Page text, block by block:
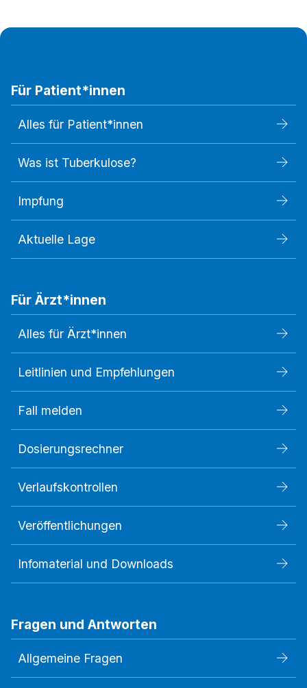
Für Patient*innen
Alles für Patient*innen
Was ist Tuberkulose?
Impfung
Aktuelle Lage
Für Ärzt*innen
Alles für Ärzt*innen
Leitlinien und Empfehlungen
Fall melden
Dosierungsrechner
Verlaufskontrollen
Veröffentlichungen
Infomaterial und Downloads
Fragen und Antworten
Allgemeine Fragen